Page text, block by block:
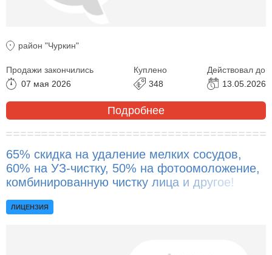
район "Чуркин"
Продажи закончились
07 мая 2026
Куплено
348
Действовал до
13.05.2026
Подробнее
65% скидка на удаление мелких сосудов,
60% на УЗ-чистку, 50% на фотоомоложение,
комбинированную чистку лица и другое!
ЛИЦЕНЗИЯ